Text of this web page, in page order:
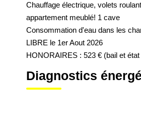
Chauffage électrique, volets
appartement meublé! 1 cave
Consommation d'eau dans les
LIBRE le 1er Aout 2026
HONORAIRES : 523 € (bail et
Diagnostics